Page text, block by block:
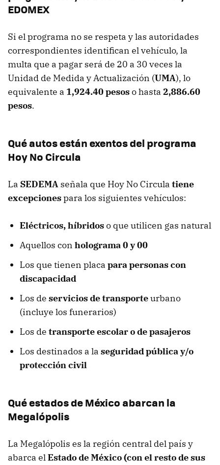
EDOMEX
Si el programa no se respeta y las autoridades
correspondientes identifican el vehículo, la
multa que a pagar será de 20 a 30 veces la
Unidad de Medida y Actualización (UMA), lo
equivalente a 1,924.40 pesoso hasta 2,886.60
pesos.
Qué autos están exentos del programa
Hoy No Circula
La SEDEMA señala que Hoy No Circula tiene
excepcionespara los siguientes vehículos:
Eléctricos, híbridoso que utilicen gas natural
Aquellos con holograma 0 y 00
Los que tienen placa para personas con
discapacidad
Los de servicios de transporteurbano
(incluye los funerarios)
Los de transporte escolar o de pasajeros
Los destinados a la seguridad pública y/o
protección civil
Qué estados de México abarcan la
Megalópolis
La Megalópolis es la región central del país y
abarca elEstado de México (con el resto de sus